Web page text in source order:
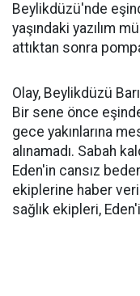
Beylikdüzü'nde
yaşındaki yazılım
attıktan sonra
Olay, Beylikdüzü
Bir sene önce
gece yakınlarına
alınamadı. Sabah
Eden'in cansız
ekiplerine haber
sağlık ekipleri,